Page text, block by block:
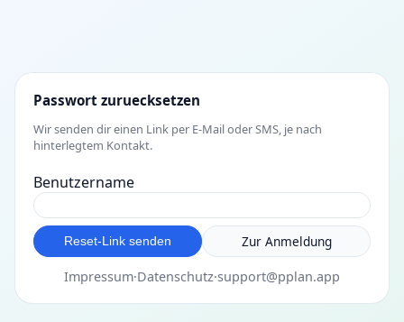
Passwort zuruecksetzen
Wir senden dir einen Link per E-Mail oder SMS, je nach
hinterlegtem Kontakt.
Benutzername
Reset-Link senden Zur Anmeldung
Impressum·Datenschutz·support@pplan.app